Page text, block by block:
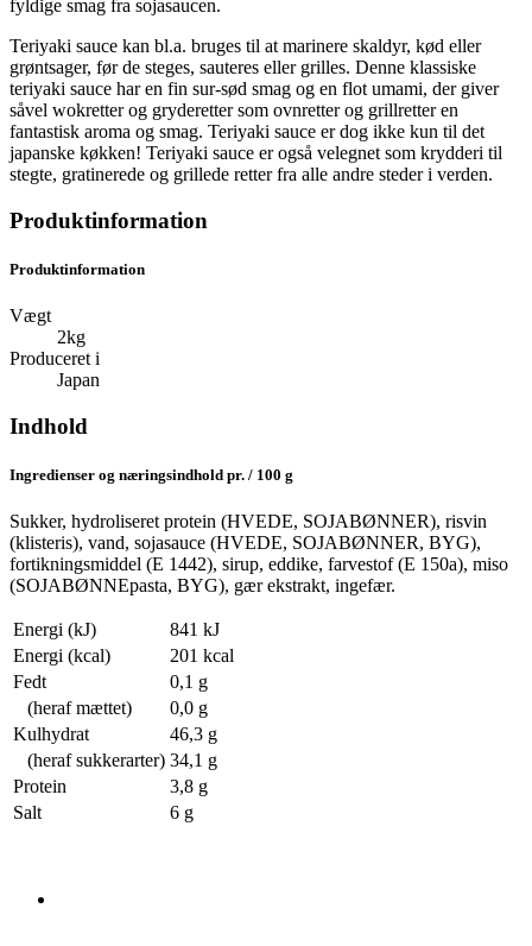
fyldige smag fra sojasaucen.
Teriyaki sauce kan bl.a. bruges til at marinere skaldyr, kød eller
grøntsager, før de steges, sauteres eller grilles. Denne klassiske
teriyaki sauce har en fin sur-sød smag og en flot umami, der giver
såvel wokretter og gryderetter som ovnretter og grillretter en
fantastisk aroma og smag. Teriyaki sauce er dog ikke kun til det
japanske køkken! Teriyaki sauce er også velegnet som krydderi til
stegte, gratinerede og grillede retter fra alle andre steder i verden.
Produktinformation
Produktinformation
Vægt
2kg
Produceret i
Japan
Indhold
Ingredienser og næringsindhold pr. / 100 g
Sukker, hydroliseret protein (HVEDE, SOJABØNNER), risvin
(klisteris), vand, sojasauce (HVEDE, SOJABØNNER, BYG),
fortikningsmiddel (E 1442), sirup, eddike, farvestof (E 150a), miso
(SOJABØNNEpasta, BYG), gær ekstrakt, ingefær.
Energi (kJ)
841 kJ
Energi (kcal)
201 kcal
Fedt
0,1 g
(heraf mættet)
0,0 g
Kulhydrat
46,3 g
(heraf sukkerarter) 34,1 g
Protein
3,8 g
Salt
6 g